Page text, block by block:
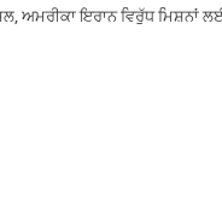
ਇਰਾਨ ਵਿਰੁੱਧ ਮਿਸ਼ਨਾਂ